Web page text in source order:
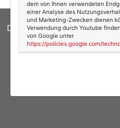
DATENSCHUTZERKLÄRUNG
© 2026texterella.de|
dem von Ihnen verwendeten
einer Analyse des
und Marketing-Zwecken dienen
Verwendung durch Youtube
von Google unter
https://policies.google.com/